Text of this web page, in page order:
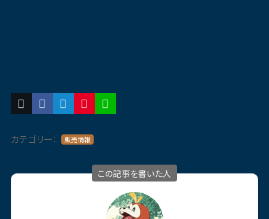
カテゴリー： 販売情報
この記事を書いた人